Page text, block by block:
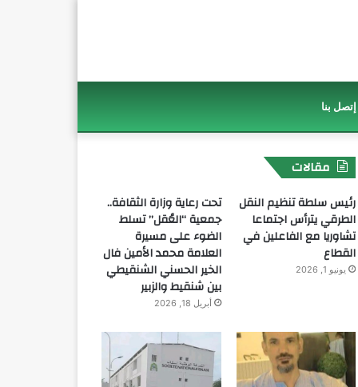
إتصل بنا
مقالات
رئيس سلطة تنظيم النقل
الطرقي يترأس اجتماعا
تشاوريا مع الفاعلين في
القطاع
يونيو 1, 2026
تحت رعاية وزارة الثقافة..
جمعية “العُقل” تسلط
الضوء على مسيرة
العلامة محمد الأمين فال
الخير الحسني الشنقيطي
بين شنقيط والزبير
أبريل 18, 2026